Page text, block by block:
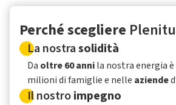
Perché scegliere
La nostrasolidità
Da oltre 60 annila nostra energia
milioni di famiglie e nelle aziende
Il nostroimpegno